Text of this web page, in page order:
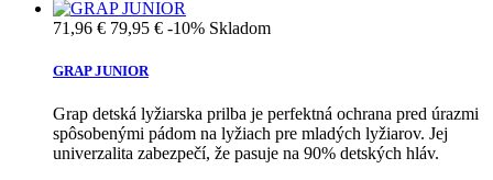
71,96 € 79,95 € -10% Skladom
GRAP JUNIOR
Grap detská lyžiarska prilba je perfektná ochrana pred úrazmi
spôsobenými pádom na lyžiach pre mladých lyžiarov. Jej
univerzalita zabezpečí, že pasuje na 90% detských hláv.